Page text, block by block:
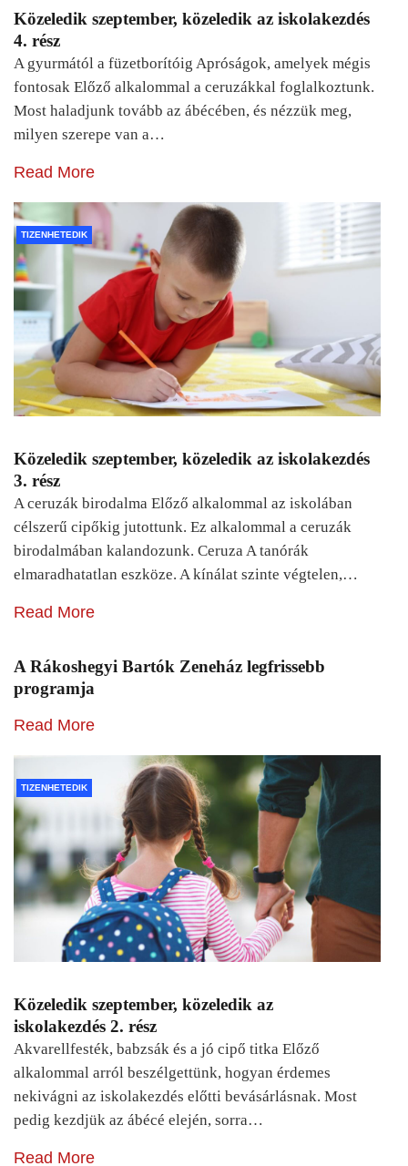
Közeledik szeptember, közeledik az iskolakezdés
4. rész
A gyurmától a füzetborítóig Apróságok, amelyek mégis
fontosak Előző alkalommal a ceruzákkal foglalkoztunk.
Most haladjunk tovább az ábécében, és nézzük meg,
milyen szerepe van a…
Read More
TIZENHETEDIK
Közeledik szeptember, közeledik az iskolakezdés
3. rész
A ceruzák birodalma Előző alkalommal az iskolában
célszerű cipőkig jutottunk. Ez alkalommal a ceruzák
birodalmában kalandozunk. Ceruza A tanórák
elmaradhatatlan eszköze. A kínálat szinte végtelen,…
Read More
A Rákoshegyi Bartók Zeneház legfrissebb
programja
Read More
TIZENHETEDIK
Közeledik szeptember, közeledik az
iskolakezdés 2. rész
Akvarellfesték, babzsák és a jó cipő titka Előző
alkalommal arról beszélgettünk, hogyan érdemes
nekivágni az iskolakezdés előtti bevásárlásnak. Most
pedig kezdjük az ábécé elején, sorra…
Read More